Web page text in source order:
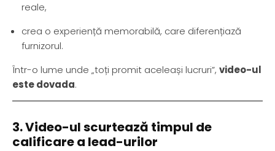
reale,
crea o experiență memorabilă, care diferențiază
furnizorul.
Într-o lume unde „toți promit aceleași lucruri”, video-ul
este dovada.
3. Video-ul scurtează timpul de
calificare a lead-urilor